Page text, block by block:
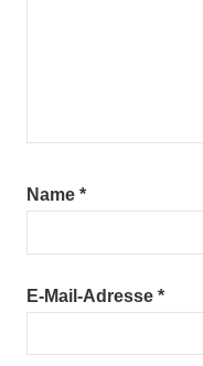
Name *
E-Mail-Adresse *